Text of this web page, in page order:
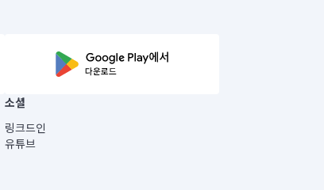
소셜
링크드인
유튜브